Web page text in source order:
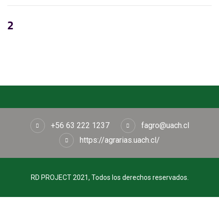
2
+56 63 222 1237
fagro@uach.cl
https://agrarias.uach.cl/
RD PROJECT 2021, Todos los derechos reservados.